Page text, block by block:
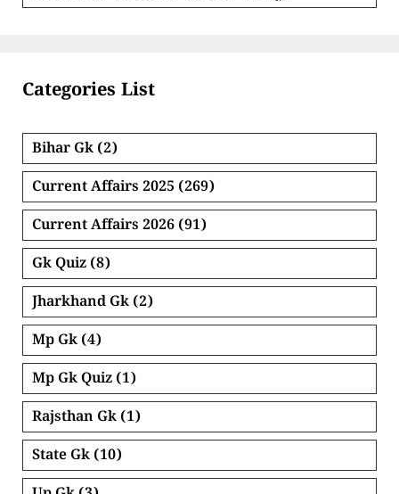
Categories List
Bihar Gk (2)
Current Affairs 2025 (269)
Current Affairs 2026 (91)
Gk Quiz (8)
Jharkhand Gk (2)
Mp Gk (4)
Mp Gk Quiz (1)
Rajsthan Gk (1)
State Gk (10)